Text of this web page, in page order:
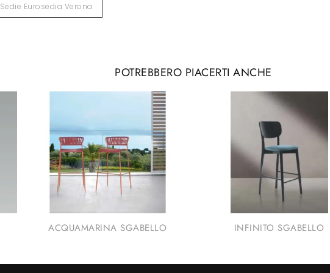
Sedie Eurosedia Verona
POTREBBERO PIACERTI ANCHE
ACQUAMARINA SGABELLO INFINITO SGABELLO